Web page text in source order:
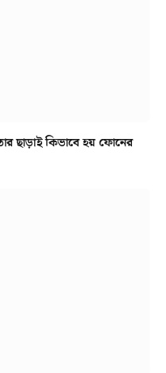
ছাড়াই কিভাবে হয় ফোনের